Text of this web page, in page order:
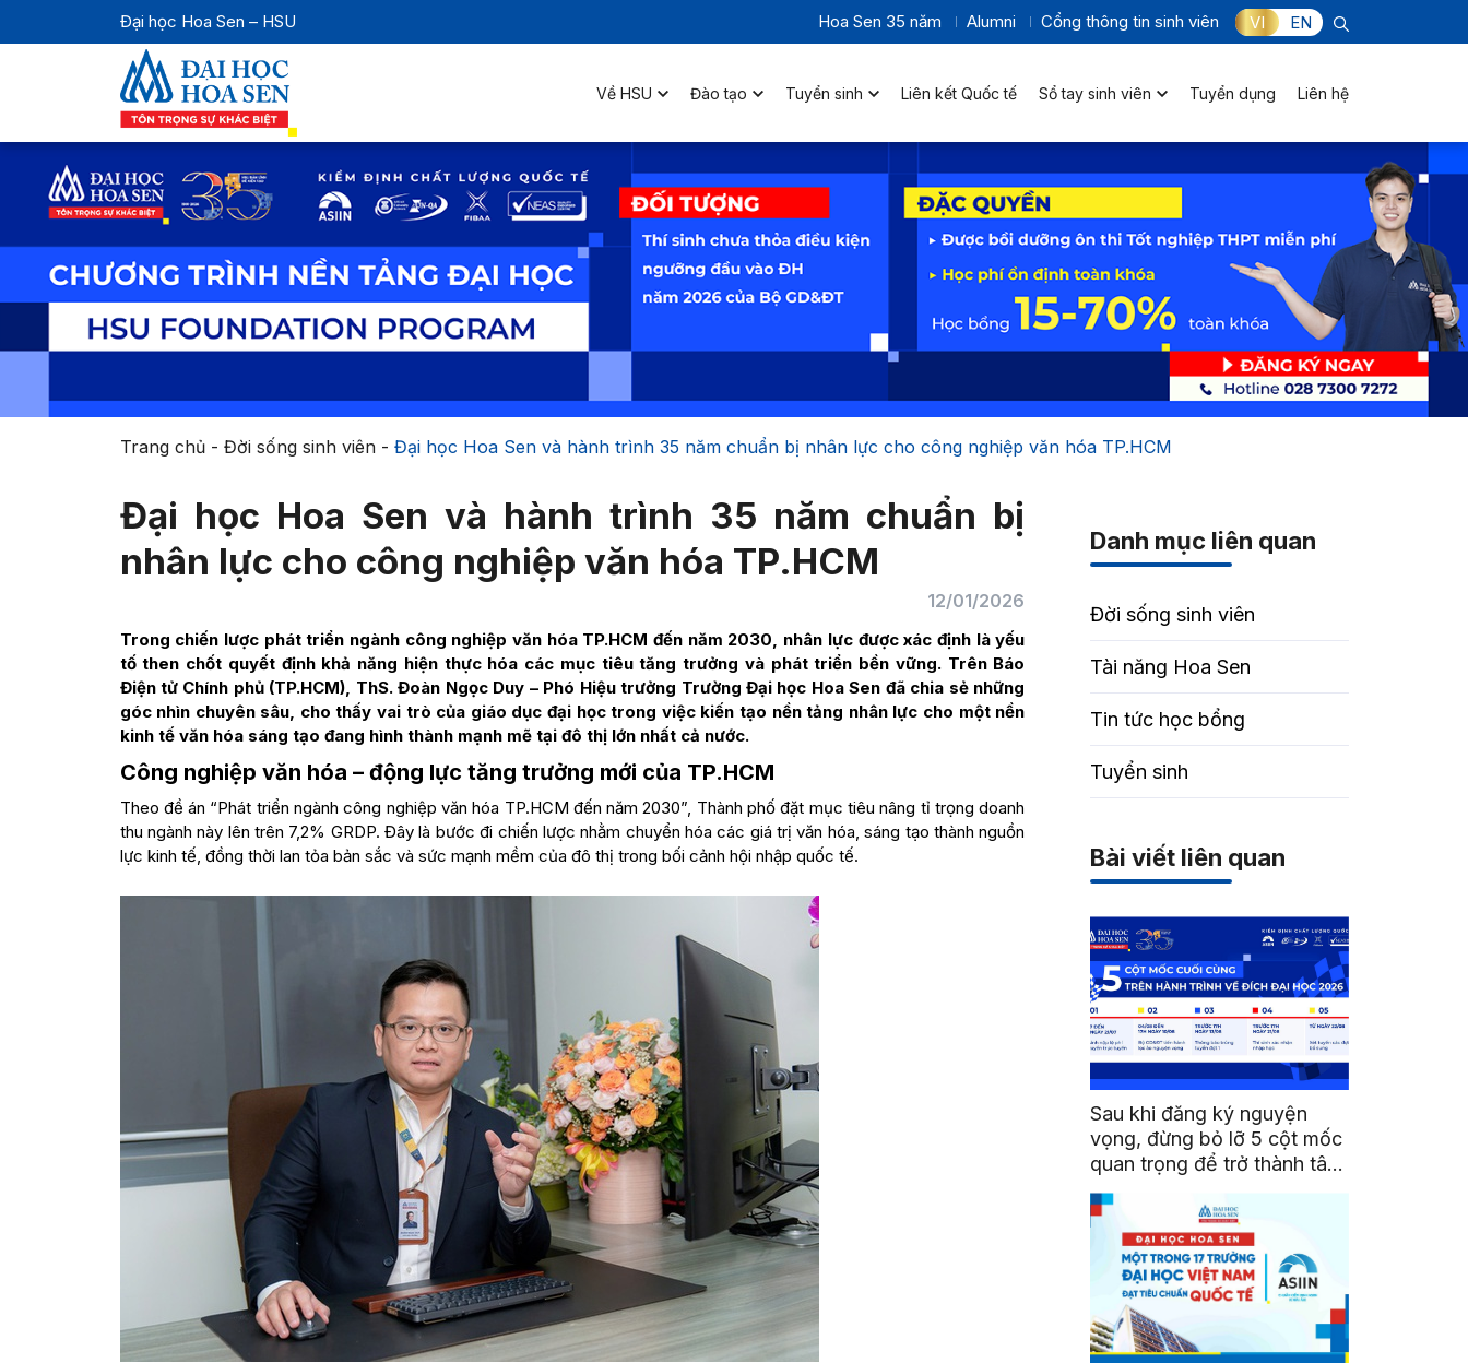
Đại học Hoa Sen – HSU Hoa Sen 35 năm Alumni Cổng thông tin sinh viên VI EN
Về HSU Đào tạo Tuyển sinh Liên kết Quốc tế Sổ tay sinh viên Tuyển dụng Liên hệ
Trang chủ- Đời sống sinh viên- Đại học Hoa Sen và hành trình 35 năm chuẩn bị nhân lực cho công nghiệp văn hóa TP.HCM
Đại học Hoa Sen và hành trình 35 năm chuẩn bị
nhân lực cho công nghiệp văn hóa TP.HCM
12/01/2026
Trong chiến lược phát triển ngành công nghiệp văn hóa TP.HCM đến năm 2030, nhân lực được xác định là yếu
tố then chốt quyết định khả năng hiện thực hóa các mục tiêu tăng trưởng và phát triển bền vững. Trên Báo
Điện tử Chính phủ (TP.HCM), ThS. Đoàn Ngọc Duy – Phó Hiệu trưởng Trường Đại học Hoa Sen đã chia sẻ những
góc nhìn chuyên sâu, cho thấy vai trò của giáo dục đại học trong việc kiến tạo nền tảng nhân lực cho một nền
kinh tế văn hóa sáng tạo đang hình thành mạnh mẽ tại đô thị lớn nhất cả nước.
Công nghiệp văn hóa – động lực tăng trưởng mới của TP.HCM
Theo đề án “Phát triển ngành công nghiệp văn hóa TP.HCM đến năm 2030”, Thành phố đặt mục tiêu nâng tỉ trọng doanh
thu ngành này lên trên 7,2% GRDP. Đây là bước đi chiến lược nhằm chuyển hóa các giá trị văn hóa, sáng tạo thành nguồn
lực kinh tế, đồng thời lan tỏa bản sắc và sức mạnh mềm của đô thị trong bối cảnh hội nhập quốc tế.
Danh mục liên quan
Đời sống sinh viên
Tài năng Hoa Sen
Tin tức học bổng
Tuyển sinh
Bài viết liên quan
Sau khi đăng ký nguyện
vọng, đừng bỏ lỡ 5 cột mốc
quan trọng để trở thành tân
sinh viên HSU